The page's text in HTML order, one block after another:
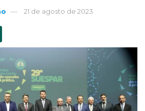
21 de agosto de 2023